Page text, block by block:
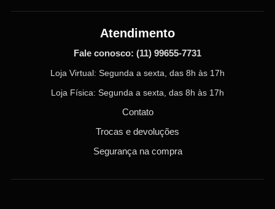
Atendimento
Fale conosco: (11) 99655-7731
Loja Virtual: Segunda a sexta, das 8h às 17h
Loja Física: Segunda a sexta, das 8h às 17h
Contato
Trocas e devoluções
Segurança na compra